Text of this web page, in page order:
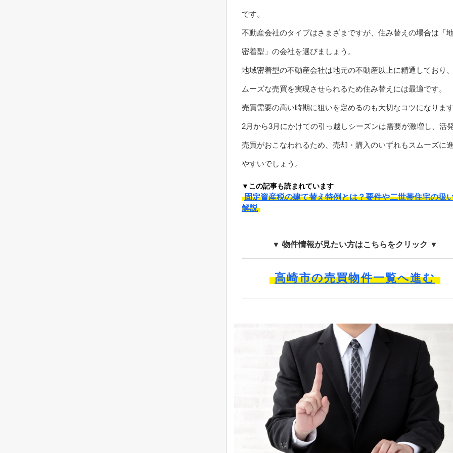
です。
不動産会社のタイプはさまざまですが、住み替えの場合は「
密着型」の会社を選びましょう。
地域密着型の不動産会社は地元の不動産以上に精通しており
ムーズな売買を実現させられるため住み替えには最適です。
売買需要の高い時期に狙いを定めるのも大切なコツになります
2月から3月にかけての引っ越しシーズンは需要が激増し、活
売買がおこなわれるため、売却・購入のいずれもスムーズに
やすいでしょう。
▼この記事も読まれています
固定資産税の建て替え特例とは？要件や二世帯住宅の扱
解説
▼ 物件情報が見たい方はこちらをクリック ▼
高崎市の売買物件一覧へ進む